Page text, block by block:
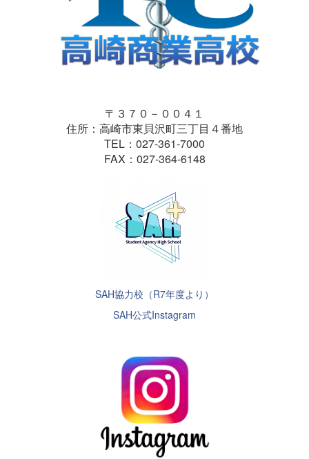
〒３７０－００４１
住所：高崎市東貝沢町三丁目４番地
TEL：027-361-7000
FAX：027-364-6148
SAH協力校（R7年度より）
SAH公式Instagram